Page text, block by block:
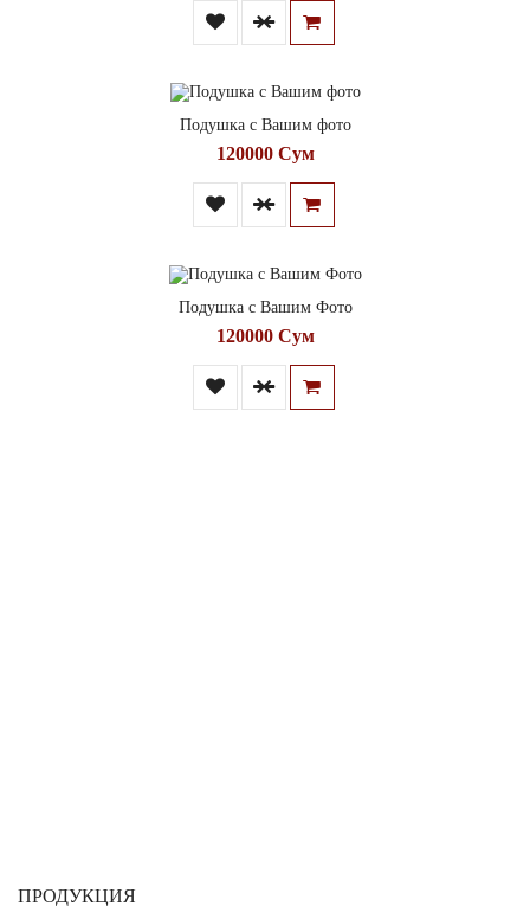
Подушка с Вашим фото
120000 Сум
Подушка с Вашим Фото
120000 Сум
ПРОДУКЦИЯ